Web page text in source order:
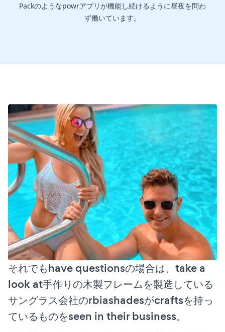
Packのようなpowrアプリが機能し続けるように昼夜を問わ
ず働いています。
それでもhave questionsの場合は、take a
look at手作りの木製フレームを製造している
サングラス会社のrbiashadesがcraftsを持っ
ているものをseen in their business。